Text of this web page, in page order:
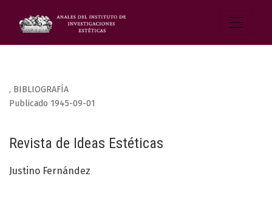
, BIBLIOGRAFÍA
Revista de Ideas Estéticas
Publicado 1945-09-01
Justino Fernández